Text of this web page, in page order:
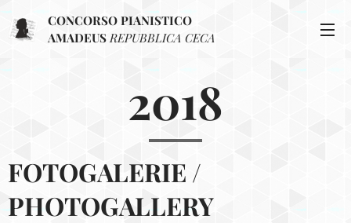
CONCORSO PIANISTICO
AMADEUSREPUBBLICA CECA
2018
FOTOGALERIE /
PHOTOGALLERY